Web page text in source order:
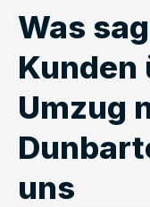
Was
Kunden
Umzug
uns